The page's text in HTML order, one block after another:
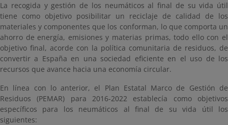
La recogida y gestión de los neumáticos al final de su vida útil
tiene como objetivo posibilitar un reciclaje de calidad de los
materiales y componentes que los conforman, lo que comporta un
ahorro de energía, emisiones y materias primas, todo ello con el
objetivo final, acorde con la política comunitaria de residuos, de
convertir a España en una sociedad eficiente en el uso de los
recursos que avance hacia una economía circular.
En línea con lo anterior, el Plan Estatal Marco de Gestión de
Residuos (PEMAR) para 2016-2022 establecía como objetivos
específicos para los neumáticos al final de su vida útil los
siguientes: